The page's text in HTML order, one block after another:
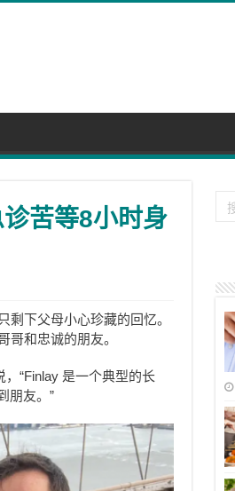
苦等8小时身
下父母小心珍藏的回忆。
和忠诚的朋友。
“Finlay 是一个典型的长
朋友。”